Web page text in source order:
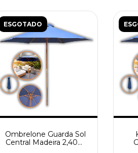
ESGOTADO
Ombrelone Guarda Sol
Central Madeira 2,40M